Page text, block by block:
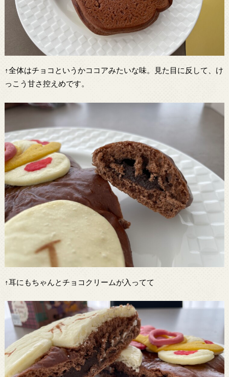
↑全体はチョコというかココアみたいな味。見た目に反して、け
っこう甘さ控えめです。
↑耳にもちゃんとチョコクリームが入ってて